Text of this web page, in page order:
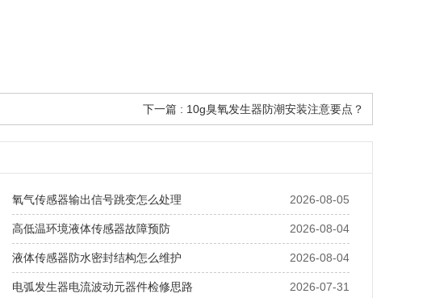
下一篇 : 10g臭氧发生器防潮安装注意要点？
2026-08-05
氧气传感器输出信号跳变怎么处理
2026-08-04
高低温环境液体传感器故障预防
2026-08-04
液体传感器防水密封结构怎么维护
2026-07-31
电弧发生器电流波动元器件检修思路